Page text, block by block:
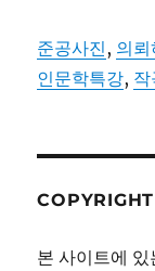
준공사진, 의뢰
인문학특강, 작
COPYRIGHT
본 사이트에